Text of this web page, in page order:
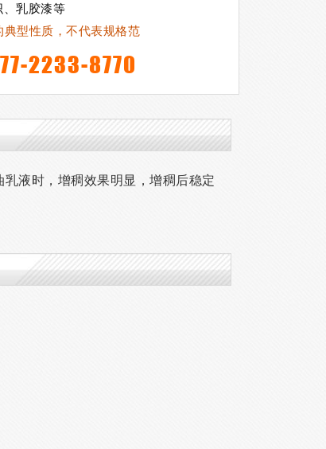
、乳胶漆等
型性质，不代表规格范
2233-8770
液时，增稠效果明显，增稠后稳定